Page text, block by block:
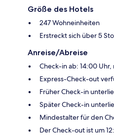
Größe des Hotels
247 Wohneinheiten
Erstreckt sich über 5
Anreise/Abreise
Check-in ab: 14:00
Express-Check-out
Früher Check-in
Später Check-in
Mindestalter für den
Der Check-out ist um